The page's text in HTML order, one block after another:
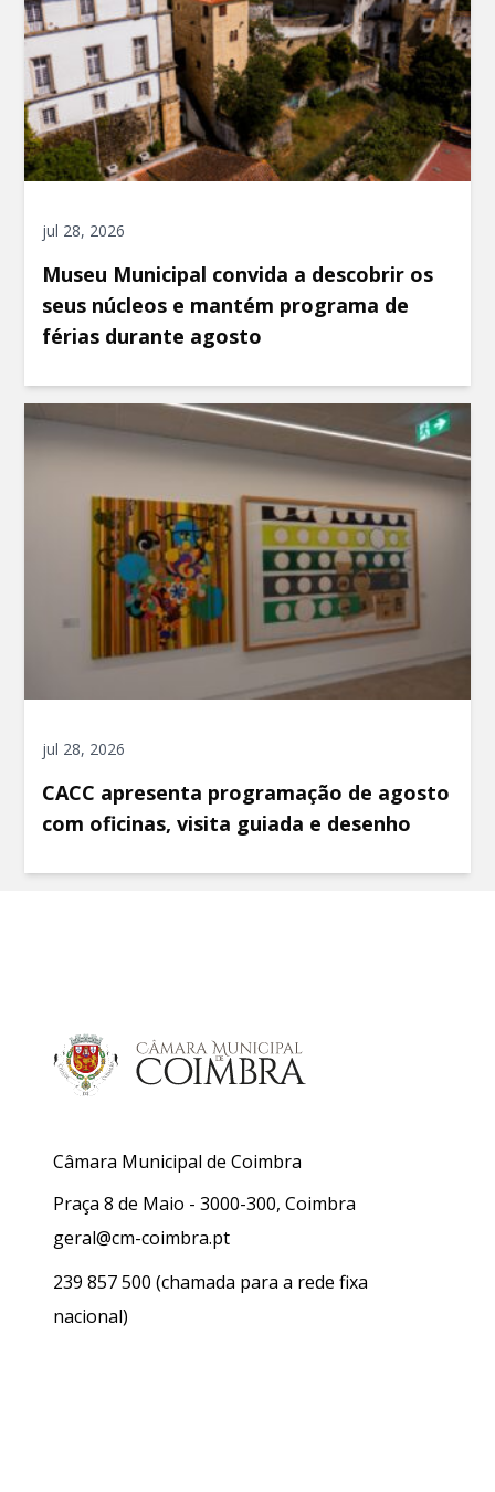
jul 28, 2026
Museu Municipal convida a descobrir os
seus núcleos e mantém programa de
férias durante agosto
jul 28, 2026
CACC apresenta programação de agosto
com oficinas, visita guiada e desenho
Câmara Municipal de Coimbra
Praça 8 de Maio - 3000-300, Coimbra
geral@cm-coimbra.pt
239 857 500 (chamada para a rede fixa
nacional)